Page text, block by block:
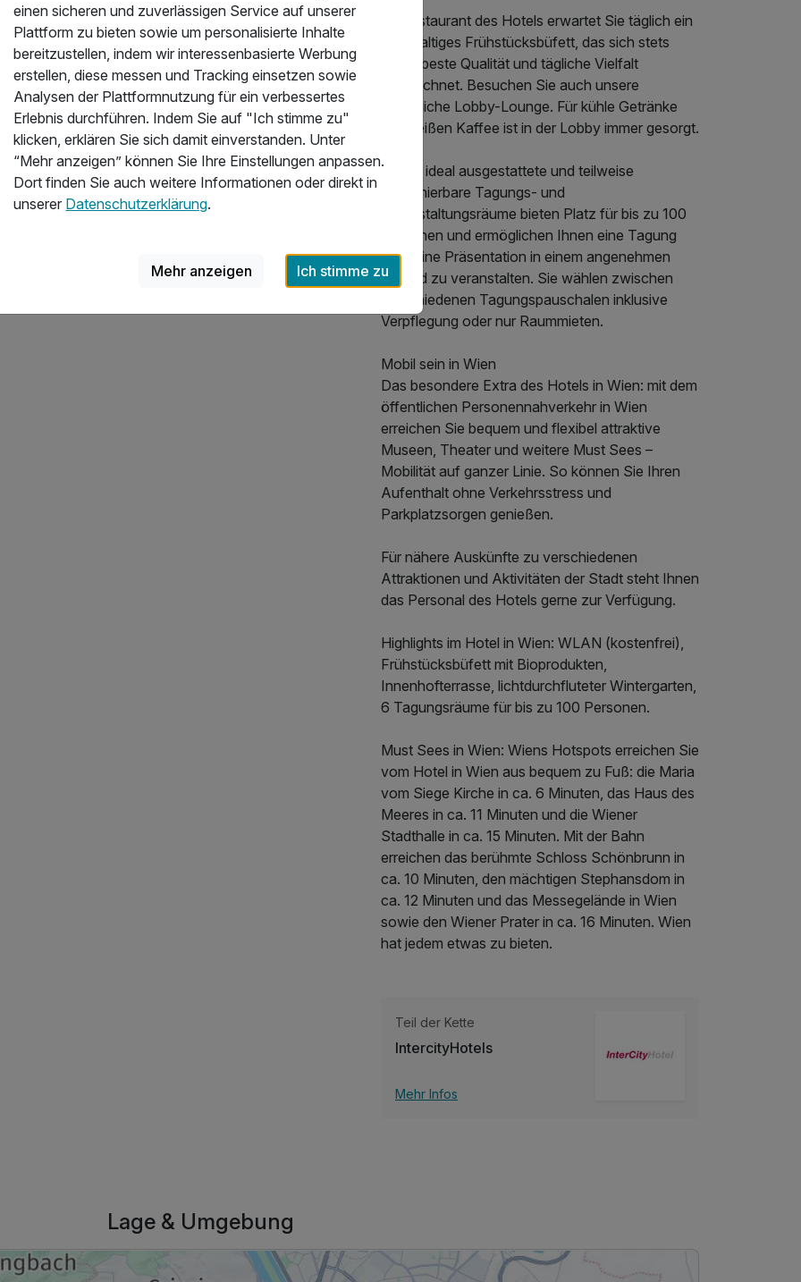
Im Restaurant des Hotels erwartet Sie täglich ein
reichhaltiges Frühstücksbüfett, das sich stets
durch beste Qualität und tägliche Vielfalt
auszeichnet. Besuchen Sie auch unsere
gemütliche Lobby-Lounge. Für kühle Getränke
und heißen Kaffee ist in der Lobby immer gesorgt.
Sechs ideal ausgestattete und teilweise
kombinierbare Tagungs- und
Veranstaltungsräume bieten Platz für bis zu 100
Personen und ermöglichen Ihnen eine Tagung
oder eine Präsentation in einem angenehmen
Umfeld zu veranstalten. Sie wählen zwischen
verschiedenen Tagungspauschalen inklusive
Verpflegung oder nur Raummieten.
Mobil sein in Wien
Das besondere Extra des Hotels in Wien: mit dem
öffentlichen Personennahverkehr in Wien
erreichen Sie bequem und flexibel attraktive
Museen, Theater und weitere Must Sees –
Mobilität auf ganzer Linie. So können Sie Ihren
Aufenthalt ohne Verkehrsstress und
Parkplatzsorgen genießen.
Für nähere Auskünfte zu verschiedenen
Attraktionen und Aktivitäten der Stadt steht Ihnen
das Personal des Hotels gerne zur Verfügung.
Highlights im Hotel in Wien: WLAN (kostenfrei),
Frühstücksbüfett mit Bioprodukten,
Innenhofterrasse, lichtdurchfluteter Wintergarten,
6 Tagungsräume für bis zu 100 Personen.
Must Sees in Wien: Wiens Hotspots erreichen Sie
vom Hotel in Wien aus bequem zu Fuß: die Maria
vom Siege Kirche in ca. 6 Minuten, das Haus des
Meeres in ca. 11 Minuten und die Wiener
Stadthalle in ca. 15 Minuten. Mit der Bahn
erreichen das berühmte Schloss Schönbrunn in
ca. 10 Minuten, den mächtigen Stephansdom in
ca. 12 Minuten und das Messegelände in Wien
sowie den Wiener Prater in ca. 16 Minuten. Wien
hat jedem etwas zu bieten.
Teil der Kette
IntercityHotels
Mehr Infos
Lage & Umgebung
einen sicheren und zuverlässigen Service auf unserer
Plattform zu bieten sowie um personalisierte Inhalte
bereitzustellen, indem wir interessenbasierte Werbung
erstellen, diese messen und Tracking einsetzen sowie
Analysen der Plattformnutzung für ein verbessertes
Erlebnis durchführen. Indem Sie auf "Ich stimme zu"
klicken, erklären Sie sich damit einverstanden. Unter
“Mehr anzeigen” können Sie Ihre Einstellungen anpassen.
Dort finden Sie auch weitere Informationen oder direkt in
unserer Datenschutzerklärung.
Mehr anzeigen Ich stimme zu